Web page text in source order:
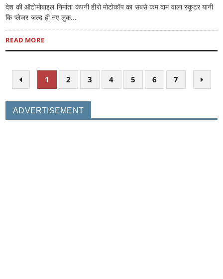
देश की ऑटोमोबाइल निर्माता कंपनी हीरो मोटोकॉप का सबसे कम दाम वाला स्कूटर यानी
कि प्लेजर जल्द ही नए लुक...
READ MORE
1 2 3 4 5 6 7
ADVERTISEMENT